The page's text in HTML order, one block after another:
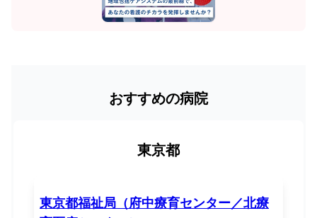
おすすめの病院
東京都
東京都福祉局（府中療育センター／北療